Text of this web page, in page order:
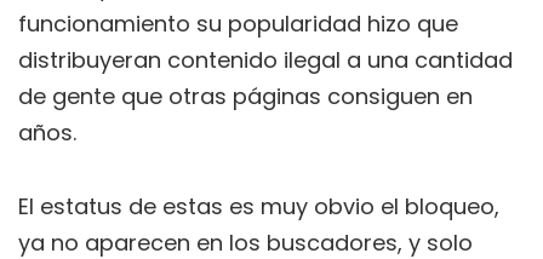
funcionamiento su popularidad hizo que
distribuyeran contenido ilegal a una cantidad
de gente que otras páginas consiguen en
años.
El estatus de estas es muy obvio el bloqueo,
ya no aparecen en los buscadores, y solo